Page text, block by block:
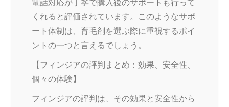
電話対応が丁寧で購入後のサポートも行って
くれると評価されています。このようなサポ
ート体制は、育毛剤を選ぶ際に重視するポイ
ントの一つと言えるでしょう。
【フィンジアの評判まとめ：効果、安全性、
個々の体験】
フィンジアの評判は、その効果と安全性から